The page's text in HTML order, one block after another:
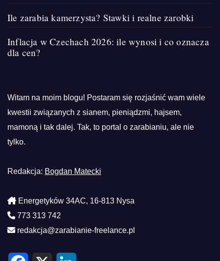
Ile zarabia kamerzysta? Stawki i realne zarobki
Inflacja w Czechach 2026: ile wynosi i co oznacza
dla cen?
Witam na moim blogu! Postaram się rozjaśnić wam wiele
kwestii związanych z sianem, pieniądzmi, hajsem,
mamoną i tak dalej. Tak, to portal o zarabianiu, ale nie
tylko.
Redakcja: Bogdan Matecki
Energetyków 34AC, 16-813 Nysa
773 313 742
redakcja@zarabianie-freelance.pl
F
X